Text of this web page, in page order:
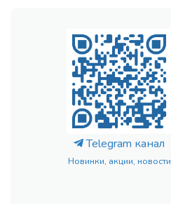
Telegram канал
Новинки, акции, новости